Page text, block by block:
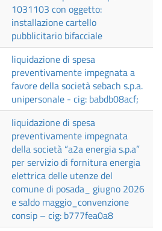
1031103 con oggetto:
installazione cartello
pubblicitario bifacciale
liquidazione di spesa
preventivamente impegnata a
favore della società sebach s.p.a.
unipersonale - cig: babdb08acf;
liquidazione di spesa
preventivamente impegnata
della società “a2a energia s.p.a”
per servizio di fornitura energia
elettrica delle utenze del
comune di posada_ giugno 2026
e saldo maggio_convenzione
consip – cig: b777fea0a8